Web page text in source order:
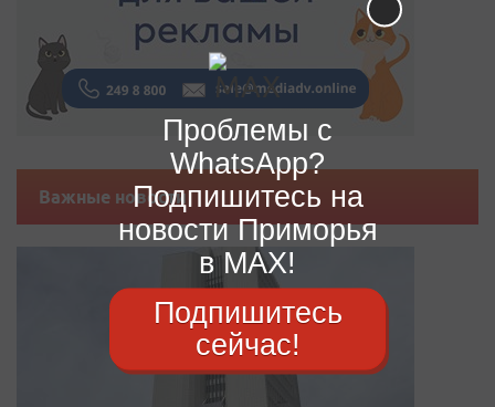
Важные новости
Проблемы с
WhatsApp?
Подпишитесь на
новости Приморья
в MAX!
Подпишитесь
сейчас!